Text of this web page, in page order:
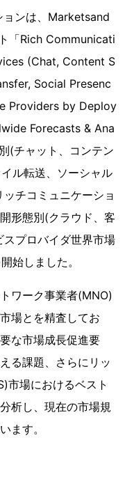
ョンは、Marketsand
「Rich Communicati
(Chat, Content S
Social Presenc
Providers by Deploy
Forecasts & Ana
(チャット、コンテン
ル転送、ソーシャル
チコミュニケーショ
形態別(クラウド、客
プロバイダ世界市場
始しました。
ワーク事業者(MNO)
場とを精査してお
な市場成長促進要
る課題、さらにリッ
市場におけるベスト
析し、現在の市場規
ます。